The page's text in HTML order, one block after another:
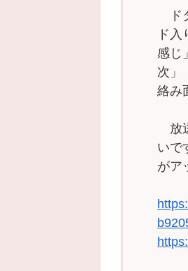
ド
ド
感じ
次」
絡み
放
いで
がア